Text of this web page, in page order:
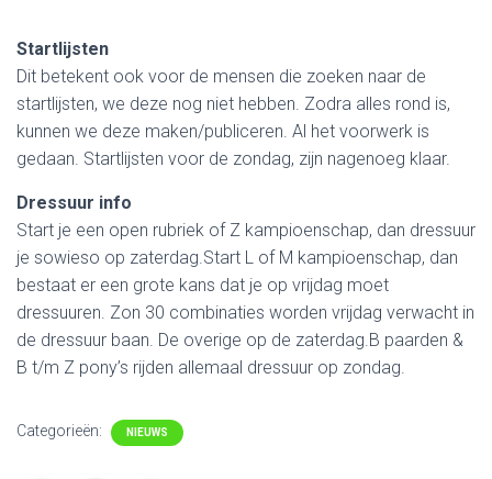
Startlijsten
Dit betekent ook voor de mensen die zoeken naar de
startlijsten, we deze nog niet hebben. Zodra alles rond is,
kunnen we deze maken/publiceren. Al het voorwerk is
gedaan. Startlijsten voor de zondag, zijn nagenoeg klaar.
Dressuur info
Start je een open rubriek of Z kampioenschap, dan dressuur
je sowieso op zaterdag.Start L of M kampioenschap, dan
bestaat er een grote kans dat je op vrijdag moet
dressuuren. Zon 30 combinaties worden vrijdag verwacht in
de dressuur baan. De overige op de zaterdag.B paarden &
B t/m Z pony’s rijden allemaal dressuur op zondag.
Categorieën: NIEUWS